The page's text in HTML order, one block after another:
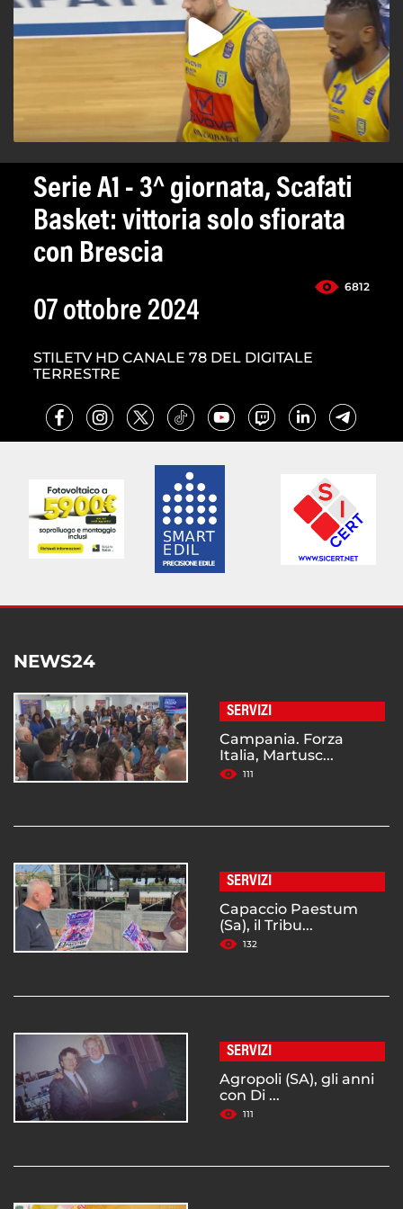
Serie A1 - 3^ giornata, Scafati
Basket: vittoria solo sfiorata
con Brescia
6812
07 ottobre 2024
STILETV HD CANALE 78 DEL DIGITALE
TERRESTRE
NEWS24
SERVIZI
Campania. Forza
Italia, Martusc...
111
SERVIZI
Capaccio Paestum
(Sa), il Tribu...
132
SERVIZI
Agropoli (SA), gli anni
con Di ...
111